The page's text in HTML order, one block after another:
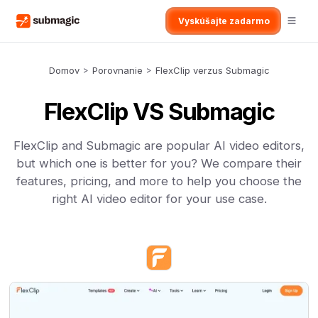
Vyskúšajte zadarmo
Domov > Porovnanie > FlexClip verzus Submagic
FlexClip VS Submagic
FlexClip and Submagic are popular AI video editors,
but which one is better for you? We compare their
features, pricing, and more to help you choose the
right AI video editor for your use case.